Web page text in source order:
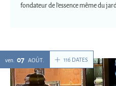
fondateur de l'essence même du
116 DATES
ven. 07 AOÛT